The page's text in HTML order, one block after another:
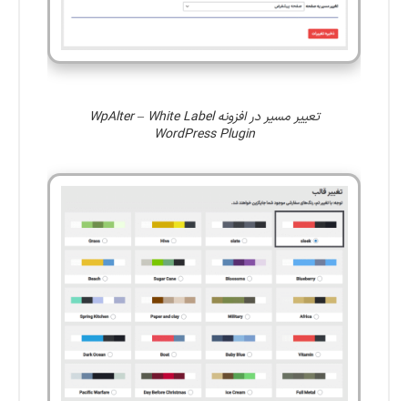
تعییر مسیر در افزونه WpAlter – White Label
WordPress Plugin